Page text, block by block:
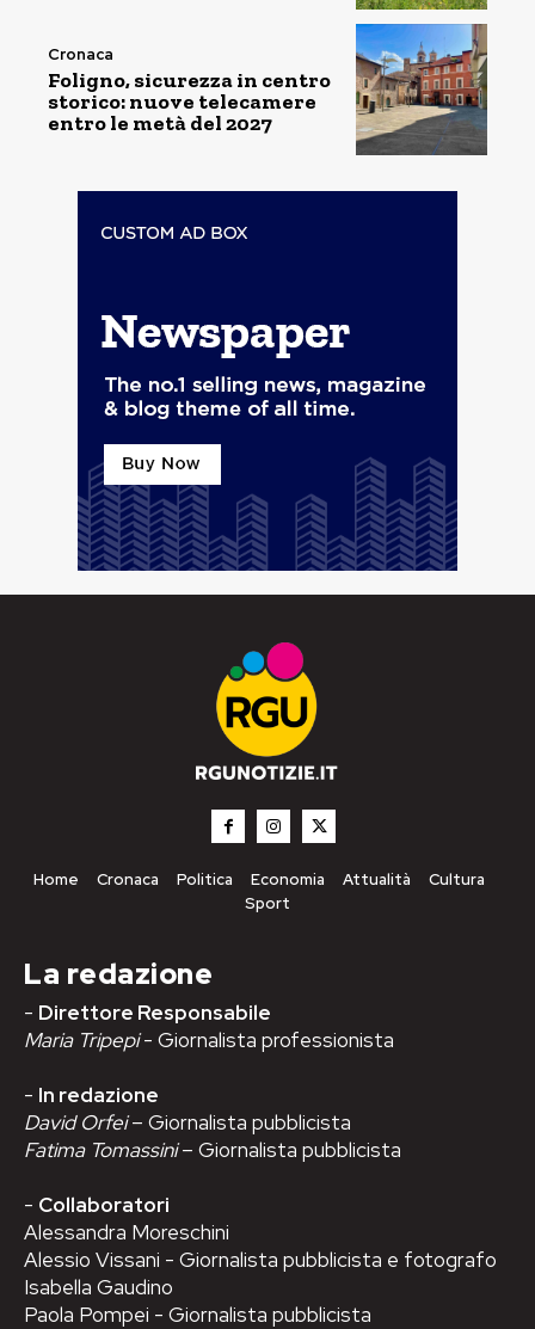
Cronaca
Foligno, sicurezza in centro
storico: nuove telecamere
entro le metà del 2027
Home Cronaca Politica Economia Attualità
Cultura
Sport
La redazione
- Direttore Responsabile
Maria Tripepi- Giornalista professionista
- In redazione
David Orfei– Giornalista pubblicista
Fatima Tomassini– Giornalista pubblicista
- Collaboratori
Alessandra Moreschini
Alessio Vissani - Giornalista pubblicista e fotografo
Isabella Gaudino
Paola Pompei - Giornalista pubblicista